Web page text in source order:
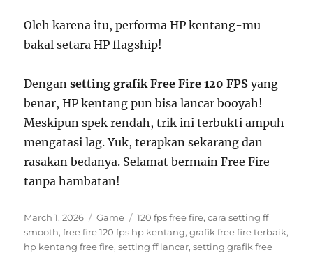
Oleh karena itu, performa HP kentang-mu
bakal setara HP flagship!
Dengansetting grafik Free Fire 120 FPS yang
benar, HP kentang pun bisa lancar booyah!
Meskipun spek rendah, trik ini terbukti ampuh
mengatasi lag. Yuk, terapkan sekarang dan
rasakan bedanya. Selamat bermain Free Fire
tanpa hambatan!
Posted
on
March 1, 2026 Categories
Game Tags
120 fps free fire,cara setting ff
smooth,free fire 120 fps hp kentang,grafik free fire terbaik,
hp kentang free fire,setting ff lancar,setting grafik free